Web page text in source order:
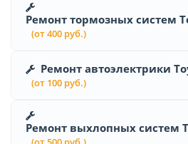
Ремонт тормозных систем
(от 400 руб.)
Ремонт автоэлектрики
(от 100 руб.)
Ремонт выхлопных систем